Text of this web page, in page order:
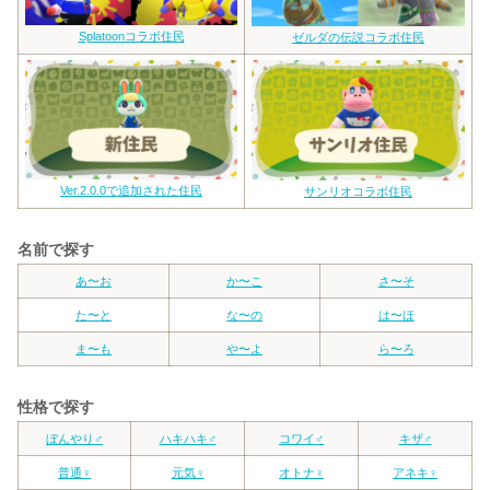
Splatoonコラボ住民 ゼルダの伝説コラボ住民
Ver.2.0.0で追加された住民 サンリオコラボ住民
名前で探す
あ〜お か〜こ さ〜そ
た〜と な〜の は〜ほ
ま〜も や〜よ ら〜ろ
性格で探す
ぼんやり♂ ハキハキ♂ コワイ♂ キザ♂
普通♀ 元気♀ オトナ♀ アネキ♀